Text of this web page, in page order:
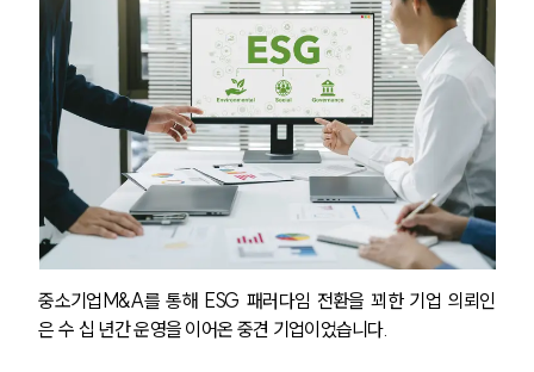
중소기업M&A를 통해 ESG 패러다임 전환을 꾀한 기업 의뢰인
은 수 십 년간 운영을 이어온 중견 기업이었습니다.